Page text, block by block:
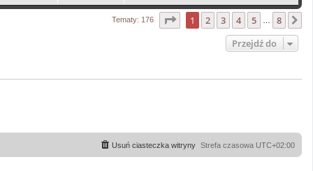
Tematy: 176 Strona1 z8
1 2 3 4 5 … 8
Przejdź do
Strefa czasowa UTC+02:00
Usuń ciasteczka witryny